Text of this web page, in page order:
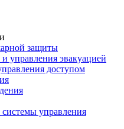
защиты
управления эвакуацией
доступом
управления